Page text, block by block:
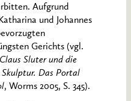
Aufgrund
und Johannes
Gerichts (vgl.
Claus Sluter und die
Das Portal
, Worms 2005, S. 345).